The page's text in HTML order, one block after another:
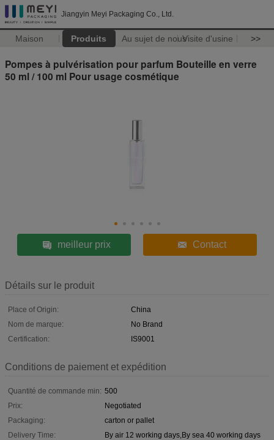
Jiangyin Meyi Packaging Co., Ltd.
Maison Produits Au sujet de nousVisite d'usine >>
Pompes à pulvérisation pour parfum Bouteille en verre
50 ml / 100 ml Pour usage cosmétique
meilleur prix Contact
Détails sur le produit
Place of Origin:
China
Nom de marque:
No Brand
Certification:
IS9001
Conditions de paiement et expédition
Quantité de commande min: 500
Prix:
Negotiated
Packaging:
carton or pallet
Delivery Time:
By air 12 working days,By sea 40 working days